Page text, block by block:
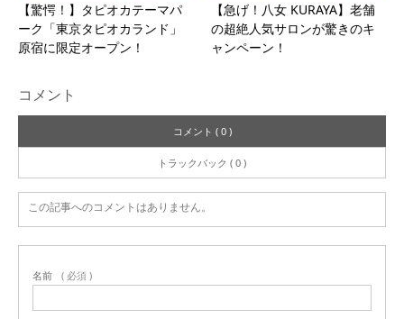
【驚愕！】タピオカテーマパ
ーク「東京タピオカランド」
原宿に限定オープン！
【急げ！八女 KURAYA】老舗
の超絶人気サロンが驚きのキ
ャンペーン！
コメント
コメント ( 0 )
トラックバック ( 0 )
この記事へのコメントはありません。
名前 ( 必須 )